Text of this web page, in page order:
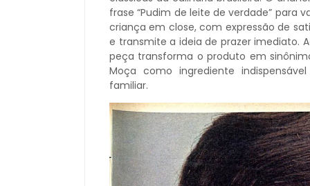
frase “Pudim de leite de verdade” para
criança em close, com expressão de
e transmite a ideia de prazer imediato.
peça transforma o produto em
Moça como ingrediente
familiar.